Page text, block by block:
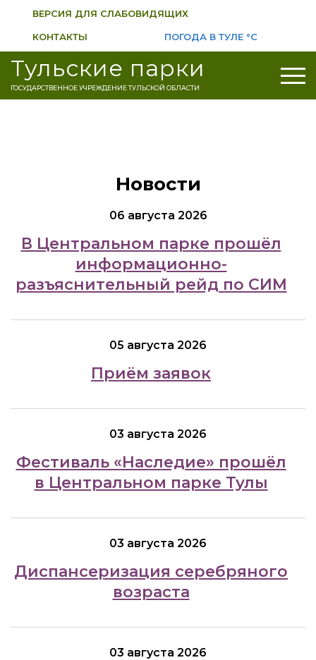
ВЕРСИЯ ДЛЯ СЛАБОВИДЯЩИХ
КОНТАКТЫ ПОГОДА В ТУЛЕ °C
Тульские парки
ГОСУДАРСТВЕННОЕ УЧРЕЖДЕНИЕ ТУЛЬСКОЙ ОБЛАСТИ
Новости
06 августа 2026
В Центральном парке прошёл
информационно-
разъяснительный рейд по СИМ
05 августа 2026
Приём заявок
03 августа 2026
Фестиваль «Наследие» прошёл
в Центральном парке Тулы
03 августа 2026
Диспансеризация серебряного
возраста
03 августа 2026